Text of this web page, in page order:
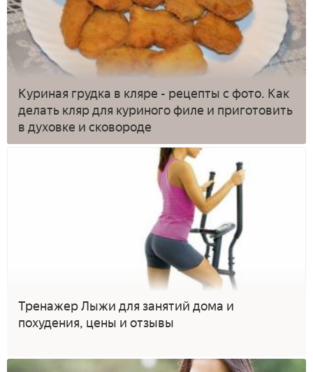
Куриная грудка в кляре - рецепты с фото. Как
делать кляр для куриного филе и приготовить
в духовке и сковороде
Тренажер Лыжи для занятий дома и
похудения, цены и отзывы